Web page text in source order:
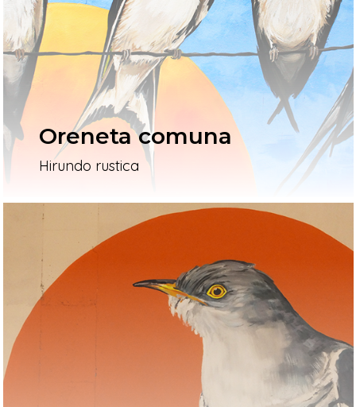
Oreneta comuna
Hirundo rustica
L’artista
El Procés
Ivars D’Urgell
Vallverd
Pg. Felip Rodés, 11, 25260